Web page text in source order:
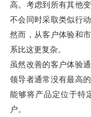
高。考虑到所有其他
不会同时采取类似行
然而，从客户体验和
系比这更复杂。
虽然改善的客户体验
领导者通常没有最高
能够将产品定位于特
户。